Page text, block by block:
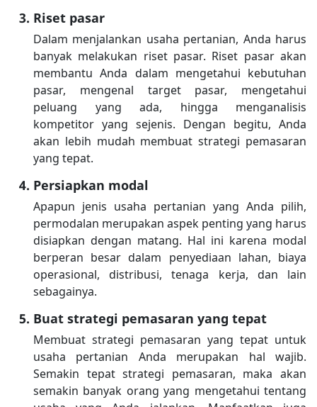
Riset pasar
Dalam menjalankan usaha pertanian, Anda harus
banyak melakukan riset pasar. Riset pasar akan
membantu Anda dalam mengetahui kebutuhan
pasar, mengenal target pasar, mengetahui
peluang yang ada, hingga menganalisis
kompetitor yang sejenis. Dengan begitu, Anda
akan lebih mudah membuat strategi pemasaran
yang tepat.
Persiapkan modal
Apapun jenis usaha pertanian yang Anda pilih,
permodalan merupakan aspek penting yang harus
disiapkan dengan matang. Hal ini karena modal
berperan besar dalam penyediaan lahan, biaya
operasional, distribusi, tenaga kerja, dan lain
sebagainya.
Buat strategi pemasaran yang tepat
Membuat strategi pemasaran yang tepat untuk
usaha pertanian Anda merupakan hal wajib.
Semakin tepat strategi pemasaran, maka akan
semakin banyak orang yang mengetahui tentang